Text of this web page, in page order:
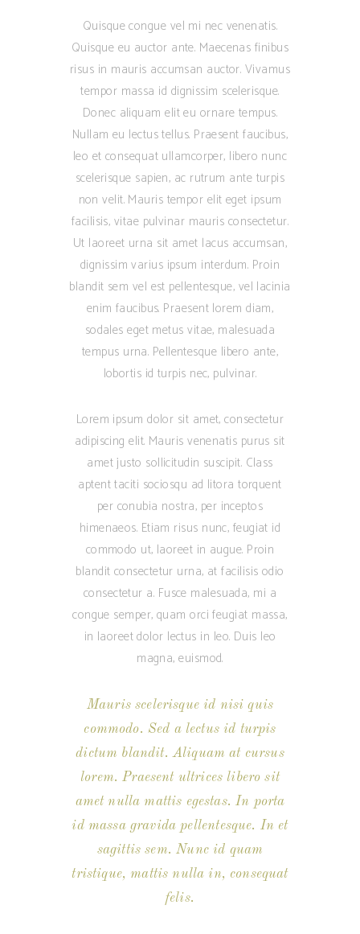
Quisque congue vel mi nec venenatis.
Quisque eu auctor ante. Maecenas finibus
risus in mauris accumsan auctor. Vivamus
tempor massa id dignissim scelerisque.
Donec aliquam elit eu ornare tempus.
Nullam eu lectus tellus. Praesent faucibus,
leo et consequat ullamcorper, libero nunc
scelerisque sapien, ac rutrum ante turpis
non velit. Mauris tempor elit eget ipsum
facilisis, vitae pulvinar mauris consectetur.
Ut laoreet urna sit amet lacus accumsan,
dignissim varius ipsum interdum. Proin
blandit sem vel est pellentesque, vel lacinia
enim faucibus. Praesent lorem diam,
sodales eget metus vitae, malesuada
tempus urna. Pellentesque libero ante,
lobortis id turpis nec, pulvinar.
Lorem ipsum dolor sit amet, consectetur
adipiscing elit. Mauris venenatis purus sit
amet justo sollicitudin suscipit. Class
aptent taciti sociosqu ad litora torquent
per conubia nostra, per inceptos
himenaeos. Etiam risus nunc, feugiat id
commodo ut, laoreet in augue. Proin
blandit consectetur urna, at facilisis odio
consectetur a. Fusce malesuada, mi a
congue semper, quam orci feugiat massa,
in laoreet dolor lectus in leo. Duis leo
magna, euismod.
Mauris scelerisque id nisi quis
commodo. Sed a lectus id turpis
dictum blandit. Aliquam at cursus
lorem. Praesent ultrices libero sit
amet nulla mattis egestas. In porta
id massa gravida pellentesque. In et
sagittis sem. Nunc id quam
tristique, mattis nulla in, consequat
felis.